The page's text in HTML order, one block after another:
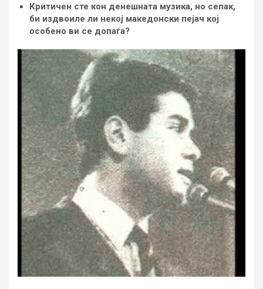
Критичен сте кон денешната музика, но сепак,
би издвоиле ли некој македонски пејач кој
особено ви се допаѓа?